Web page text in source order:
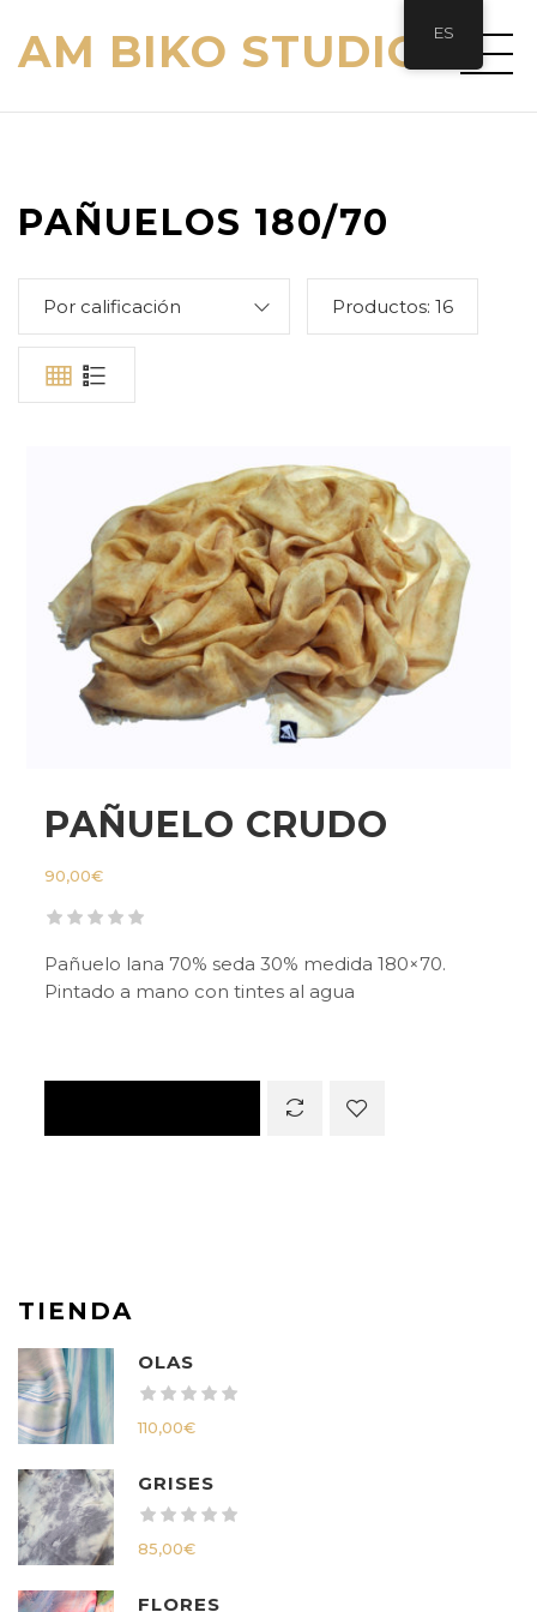
AM BIKO STUDIO
PAÑUELOS 180/70
Por calificación Productos: 16
PAÑUELO CRUDO
90,00€
Pañuelo lana 70% seda 30% medida 180×70.
Pintado a mano con tintes al agua
TIENDA
OLAS
110,00€
GRISES
85,00€
FLORES
ES